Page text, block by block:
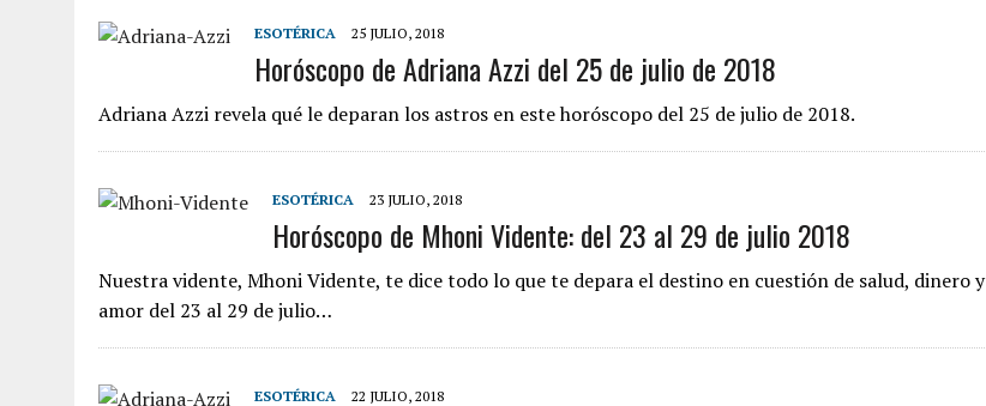
ESOTÉRICA 25 JULIO, 2018
Horóscopo de Adriana Azzi del 25 de julio de 2018
Adriana Azzi revela qué le deparan los astros en este horóscopo del 25 de julio de 2018.
ESOTÉRICA 23 JULIO, 2018
Horóscopo de Mhoni Vidente: del 23 al 29 de julio 2018
Nuestra vidente, Mhoni Vidente, te dice todo lo que te depara el destino en cuestión de salud, dinero y
amor del 23 al 29 de julio…
ESOTÉRICA 22 JULIO, 2018